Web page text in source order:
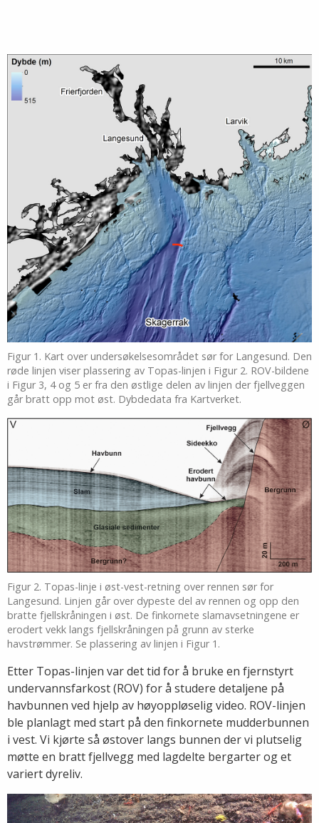
Figur 1. Kart over undersøkelsesområdet sør for Langesund. Den
røde linjen viser plassering av Topas-linjen i Figur 2. ROV-bildene
i Figur 3, 4 og 5 er fra den østlige delen av linjen der fjellveggen
går bratt opp mot øst. Dybdedata fra Kartverket.
Figur 2. Topas-linje i øst-vest-retning over rennen sør for
Langesund. Linjen går over dypeste del av rennen og opp den
bratte fjellskråningen i øst. De finkornete slamavsetningene er
erodert vekk langs fjellskråningen på grunn av sterke
havstrømmer. Se plassering av linjen i Figur 1.
Etter Topas-linjen var det tid for å bruke en fjernstyrt
undervannsfarkost (ROV) for å studere detaljene på
havbunnen ved hjelp av høyoppløselig video. ROV-linjen
ble planlagt med start på den finkornete mudderbunnen
i vest. Vi kjørte så østover langs bunnen der vi plutselig
møtte en bratt fjellvegg med lagdelte bergarter og et
variert dyreliv.